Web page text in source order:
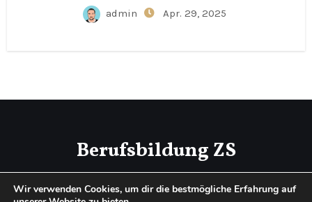
admin Apr. 29, 2025
Berufsbildung ZS
Das Schweizer Firmenportal
Wir verwenden Cookies, um dir die bestmögliche Erfahrung auf